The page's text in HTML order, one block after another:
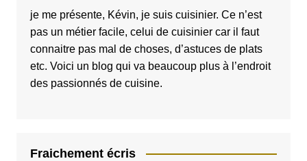
je me présente, Kévin, je suis cuisinier. Ce n’est
pas un métier facile, celui de cuisinier car il faut
connaitre pas mal de choses, d’astuces de plats
etc. Voici un blog qui va beaucoup plus à l’endroit
des passionnés de cuisine.
Fraichement écris